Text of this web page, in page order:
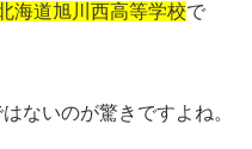
海道旭川西高等学校で
ないのが驚きですよね。